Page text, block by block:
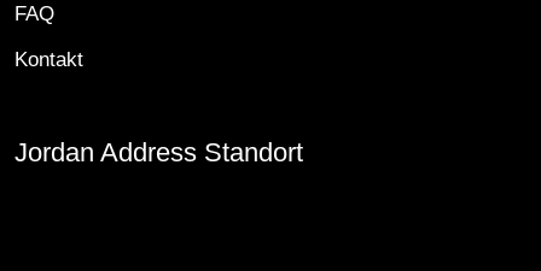
FAQ
Kontakt
Jordan Address Standort